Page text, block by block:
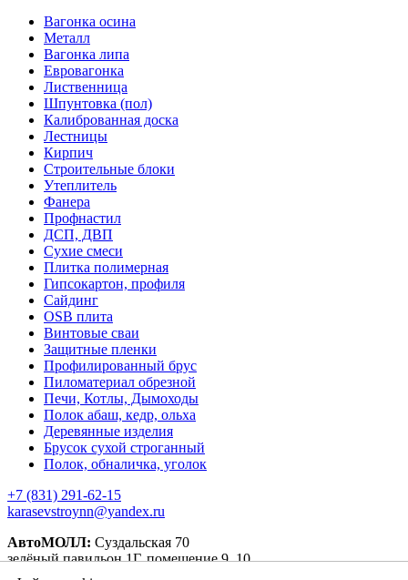
Вагонка осина
Металл
Вагонка липа
Евровагонка
Лиственница
Шпунтовка (пол)
Калиброванная доска
Лестницы
Кирпич
Строительные блоки
Утеплитель
Фанера
Профнастил
ДСП, ДВП
Сухие смеси
Плитка полимерная
Гипсокартон, профиля
Сайдинг
OSB плита
Винтовые сваи
Защитные пленки
Профилированный брус
Пиломатериал обрезной
Печи, Котлы, Дымоходы
Полок абаш, кедр, ольха
Деревянные изделия
Брусок сухой строганный
Полок, обналичка, уголок
+7 (831) 291-62-15
karasevstroynn@yandex.ru
АвтоМОЛЛ: Суздальская 70
зелёный павильон 1Г, помещение 9, 10.
оранжевый павильон 4А, пом. 1, 10.